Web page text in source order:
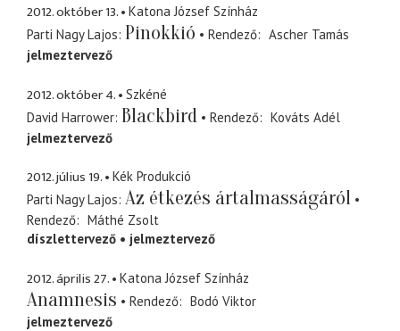
2012. október 13.
Katona József Színház
Parti Nagy Lajos Pinokkió Rendező
Ascher Tamás
jelmeztervező
2012. október 4.
Szkéné
David Harrower Blackbird Rendező
Kováts Adél
jelmeztervező
2012. július 19.
Kék Produkció
Parti Nagy Lajos Az étkezés ártalmasságáról
Rendező
Máthé Zsolt
díszlettervező
jelmeztervező
2012. április 27. Katona József Színház
Anamnesis Rendező
Bodó Viktor
jelmeztervező